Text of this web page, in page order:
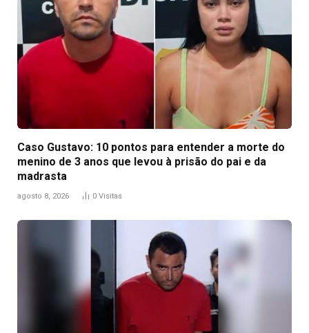
Caso Gustavo: 10 pontos para entender a morte do
menino de 3 anos que levou à prisão do pai e da
madrasta
agosto 8, 2026 0 Visitas